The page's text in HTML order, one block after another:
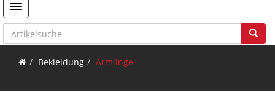
Toggle navigation
Bekleidung Armlinge